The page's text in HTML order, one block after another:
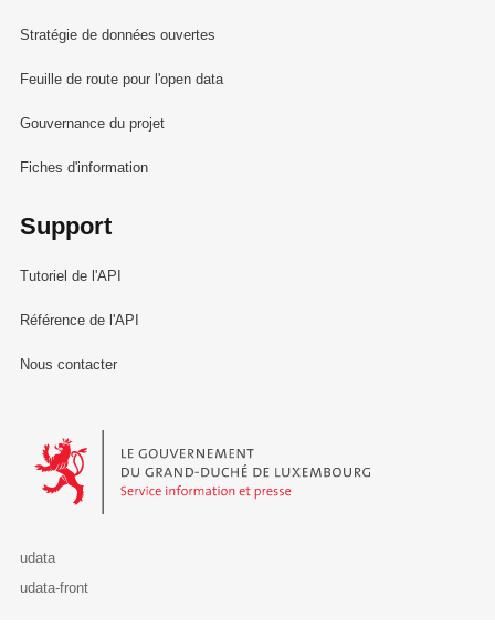
Stratégie de données ouvertes
Feuille de route pour l'open data
Gouvernance du projet
Fiches d'information
Support
Tutoriel de l'API
Référence de l'API
Nous contacter
Le Gouvernement du Grand-Duché de Luxembourg - Service
udata
udata-front